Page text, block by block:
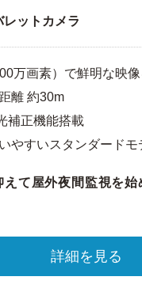
ットカメラ
万画素）で鮮明な映
離 約30m
補正機能搭載
やすいスタンダードモ
えて屋外夜間監視を
詳細を見る